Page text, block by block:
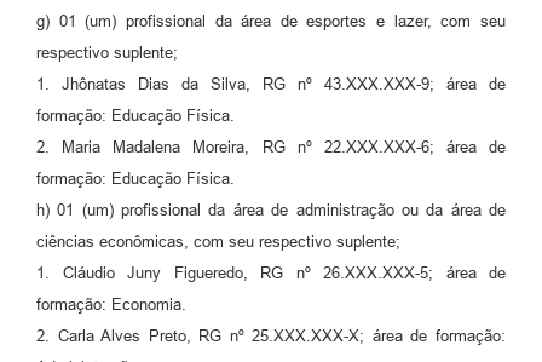
g) 01 (um) profissional da área de esportes e lazer, com seu
respectivo suplente;
1. Jhônatas Dias da Silva, RG nº 43.XXX.XXX-9; área de
formação: Educação Física.
2. Maria Madalena Moreira, RG nº 22.XXX.XXX-6; área de
formação: Educação Física.
h) 01 (um) profissional da área de administração ou da área de
ciências econômicas, com seu respectivo suplente;
1. Cláudio Juny Figueredo, RG nº 26.XXX.XXX-5; área de
formação: Economia.
2. Carla Alves Preto, RG nº 25.XXX.XXX-X; área de formação: